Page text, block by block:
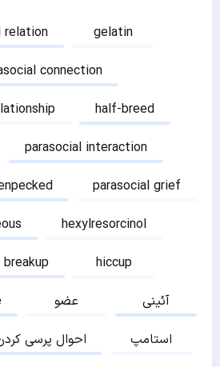
relation
gelatin
connection
half-breed
parasocial interaction
parasocial grief
hexylresorcinol
hiccup
عضو
آئینی
احوال پرسی
استامپ